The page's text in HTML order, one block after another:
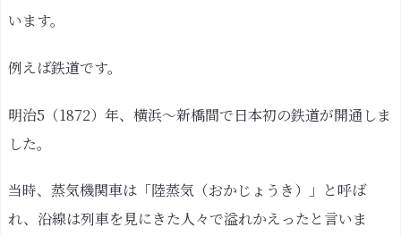
います。
例えば鉄道です。
明治5（1872）年、横浜〜新橋間で日本初の鉄道が開通しま
した。
当時、蒸気機関車は「陸蒸気（おかじょうき）」と呼ば
れ、沿線は列車を見にきた人々で溢れかえったと言いま